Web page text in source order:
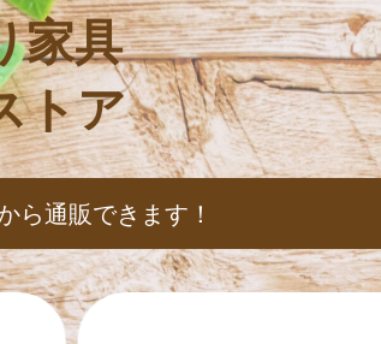
家具
トア
ら通販できます！